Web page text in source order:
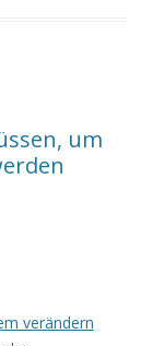
um
verändern